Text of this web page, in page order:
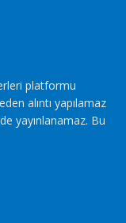
platformu
alıntı yapılamaz
yayınlanamaz. Bu